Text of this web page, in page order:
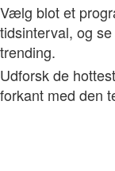
Vælg blot et
tidsinterval, og
trending.
Udforsk de
forkant med den